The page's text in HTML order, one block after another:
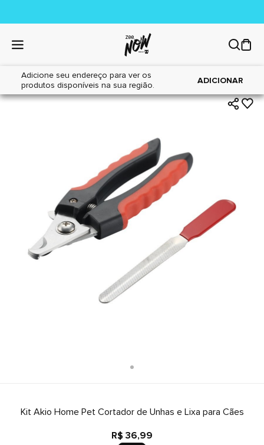
Adicione seu endereço para ver os
produtos disponíveis na sua região.
ADICIONAR
Home|Cães|Higiene
Kit Akio Home Pet Cortador de Unhas e Lixa para Cães
R$ 36,99